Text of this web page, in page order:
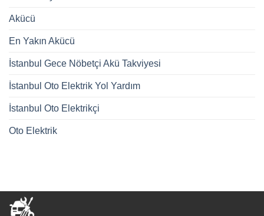
Akücü
En Yakın Akücü
İstanbul Gece Nöbetçi Akü Takviyesi
İstanbul Oto Elektrik Yol Yardım
İstanbul Oto Elektrikçi
Oto Elektrik